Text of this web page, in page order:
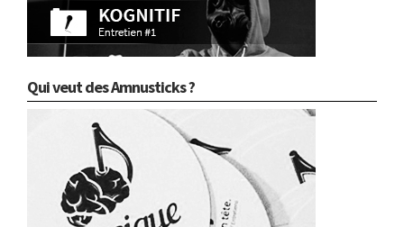
Qui veut des Amnusticks ?